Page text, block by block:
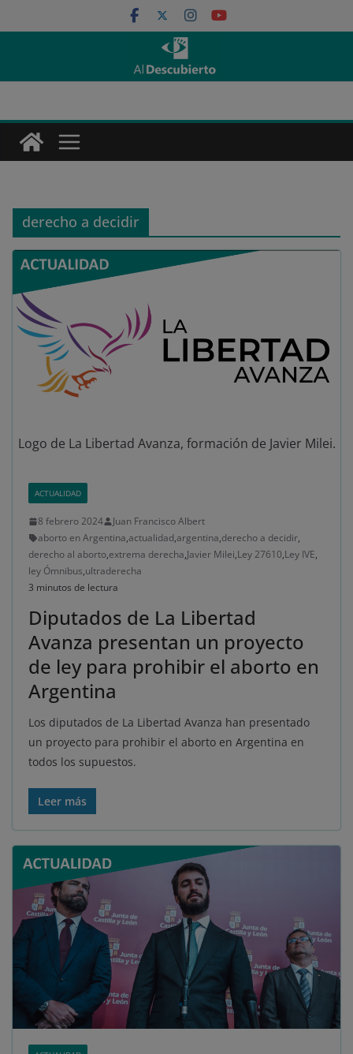
al
derecho a decidir
Logo de La Libertad Avanza, formación de Javier Milei.
ACTUALIDAD
8 febrero 2024
Juan Francisco Albert
aborto en Argentina,actualidad,argentina,derecho a decidir,
derecho al aborto,extrema derecha,Javier Milei,Ley 27610,Ley IVE,
ley Ómnibus,ultraderecha
3 minutos de lectura
Diputados de La Libertad
Avanza presentan un proyecto
de ley para prohibir el aborto en
Argentina
Los diputados de La Libertad Avanza han presentado
un proyecto para prohibir el aborto en Argentina en
todos los supuestos.
Leer más